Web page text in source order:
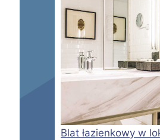
Blat łazienkowy w